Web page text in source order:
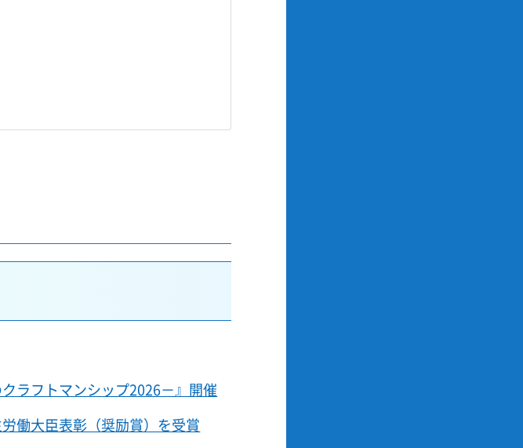
ラフトマンシップ2026－』開催
働大臣表彰（奨励賞）を受賞